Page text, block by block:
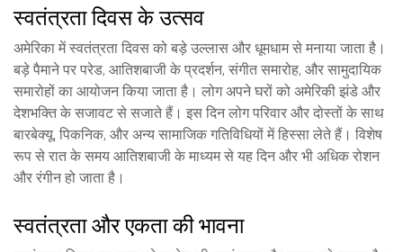
स्वतंत्रता दिवस के उत्सव
अमेरिका में स्वतंत्रता दिवस को बड़े उल्लास और धूमधाम से मनाया जाता है।
बड़े पैमाने पर परेड, आतिशबाजी के प्रदर्शन, संगीत समारोह, और सामुदायिक
समारोहों का आयोजन किया जाता है। लोग अपने घरों को अमेरिकी झंडे और
देशभक्ति के सजावट से सजाते हैं। इस दिन लोग परिवार और दोस्तों के साथ
बारबेक्यू, पिकनिक, और अन्य सामाजिक गतिविधियों में हिस्सा लेते हैं। विशेष
रूप से रात के समय आतिशबाजी के माध्यम से यह दिन और भी अधिक रोशन
और रंगीन हो जाता है।
स्वतंत्रता और एकता की भावना